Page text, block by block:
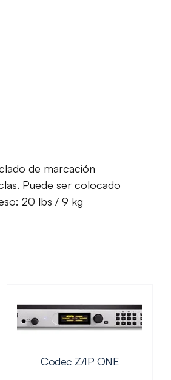
de marcación
Puede ser colocado
20 lbs / 9 kg
Codec Z/IP ONE